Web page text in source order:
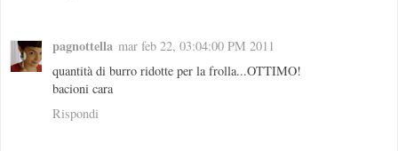
pagnottella mar feb 22, 03:04:00 PM 2011
quantità di burro ridotte per la frolla...OTTIMO!
bacioni cara
Rispondi